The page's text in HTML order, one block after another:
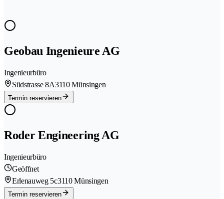
Geobau Ingenieure AG
Ingenieurbüro
Südstrasse 8A3110 Münsingen
Termin reservieren
Roder Engineering AG
Ingenieurbüro
Geöffnet
Erlenauweg 5c3110 Münsingen
Termin reservieren